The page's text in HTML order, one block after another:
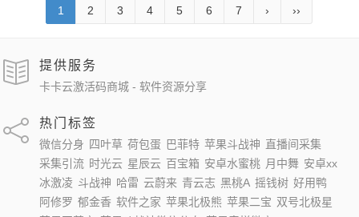
版本
1 2 3 4 5 6 7 › ››
提供服务
卡卡云激活码商城 - 软件资源分享
热门标签
微信分身 四叶草 荷包蛋 巴菲特 苹果斗战神 直播间采集
采集引流 时光云 星辰云 百宝箱 安卓水蜜桃 月中舞 安卓xx
冰激凌 斗战神 哈雷 云蔚来 青云志 黑桃A 摇钱树 好用鸭
阿修罗 郁金香 软件之家 苹果北极熊 苹果二宝 双号北极星